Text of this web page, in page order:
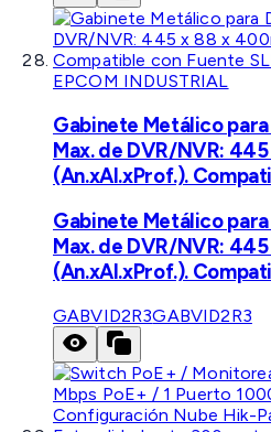
EPCOM INDUSTRIAL
Gabinete Metálico
Max. de DVR/NVR:
(An.xAl.xProf.).
Gabinete Metálico
Max. de DVR/NVR:
(An.xAl.xProf.).
GABVID2R3GABVID2R3